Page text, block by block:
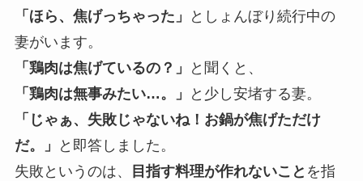
「ほら、焦げっちゃった」
としょんぼり続行中の
妻がいます。
「鶏肉は焦げているの？」
と聞くと、
「鶏肉は無事みたい…。」
と少し安堵する妻。
「じゃぁ、失敗じゃないね！お鍋が焦げただけ
だ。」
と即答しました。
失敗というのは、
目指す料理が作れないこと を指